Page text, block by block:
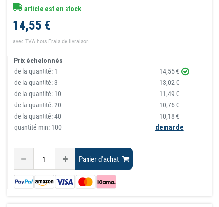
article est en stock
14,55 €
avec TVA hors Frais de livraison
Prix échelonnés
de la quantité: 1
14,55 €
de la quantité:3
13,02 €
de la quantité: 10
11,49 €
de la quantité:20
10,76 €
de la quantité:40
10,18 €
quantité min: 100
demande
Panier d'achat